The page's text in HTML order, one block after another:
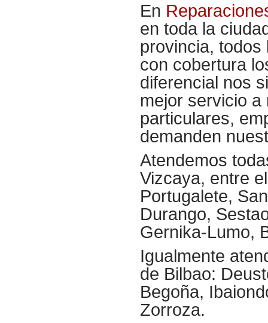
En
en toda la
provincia,
con cobertura
diferencial nos
mejor servicio
particulares,
demanden
Atendemos
Vizcaya, entre
Portugalete,
Durango,
Gernika-Lumo,
Igualmente
de Bilbao:
Begoña,
Zorroza.